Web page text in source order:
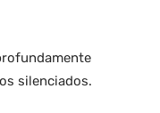
silenciados.